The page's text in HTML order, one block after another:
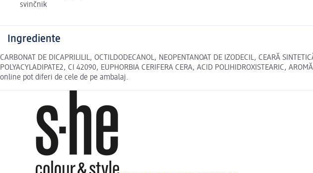
svinčnik
Ingrediente
CARBONAT DE DICAPRILILIL, OCTILDODECANOL, NEOPENTANOAT DE IZODECIL, CEARĂ
POLYACYLADIPATE2, CI 42090, EUPHORBIA CERIFERA CERA, ACID POLIHIDROXISTEARIC,
online pot diferi de cele de pe ambalaj.